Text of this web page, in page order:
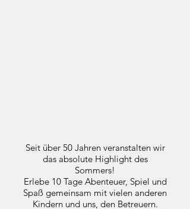
Seit über 50 Jahren veranstalten wir
das absolute Highlight des
Sommers!
Erlebe 10 Tage Abenteuer, Spiel und
Spaß gemeinsam mit vielen anderen
Kindern und uns, den Betreuern.